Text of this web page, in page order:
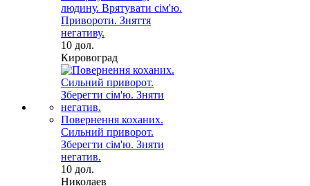
людину. Врятувати сім'ю.
Привороти. Зняття
негативу.
10 дол.
Кировоград
Повернення коханих.
Сильний приворот.
Зберегти сім'ю. Зняти
негатив.
10 дол.
Николаев